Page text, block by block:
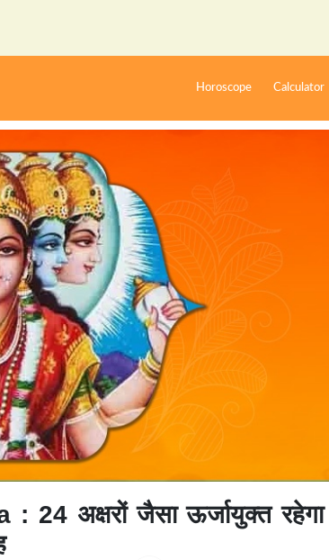
Horoscope Calculator
अक्षरों जैसा ऊर्जायुक्त रहेगा